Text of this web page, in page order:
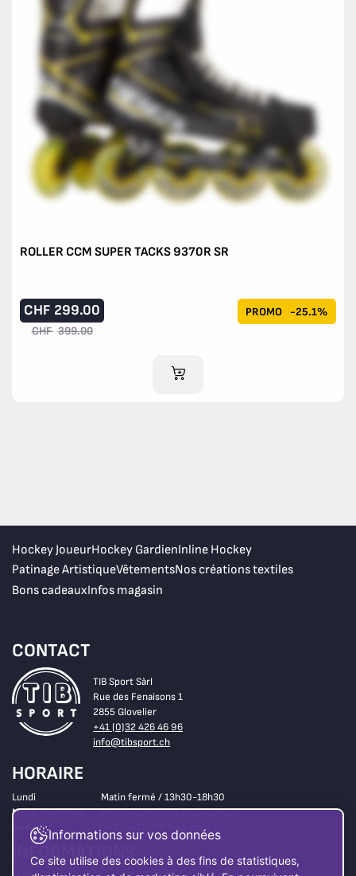
ROLLER CCM SUPER TACKS 9370R SR
PROMO -25.1%
CHF 299.00
CHF 399.00
AJOUTER AU PANIER
Hockey JoueurHockey GardienInline Hockey
Patinage ArtistiqueVêtementsNos créations textiles
Bons cadeauxInfos magasin
CONTACT
TIB Sport Sàrl
Rue des Fenaisons 1
2855 Glovelier
+41 (0)32 426 46 96
info@tibsport.ch
HORAIRE
Lundi
Matin fermé / 13h30-18h30
Mardi à vendredi
8h30 – 12h00 / 13h30-18h30
Samedi
8h30 – 16h00 Non-stop
INFORMATIONS
Informations sur vos données
Ce site utilise des cookies à des fins de statistiques,